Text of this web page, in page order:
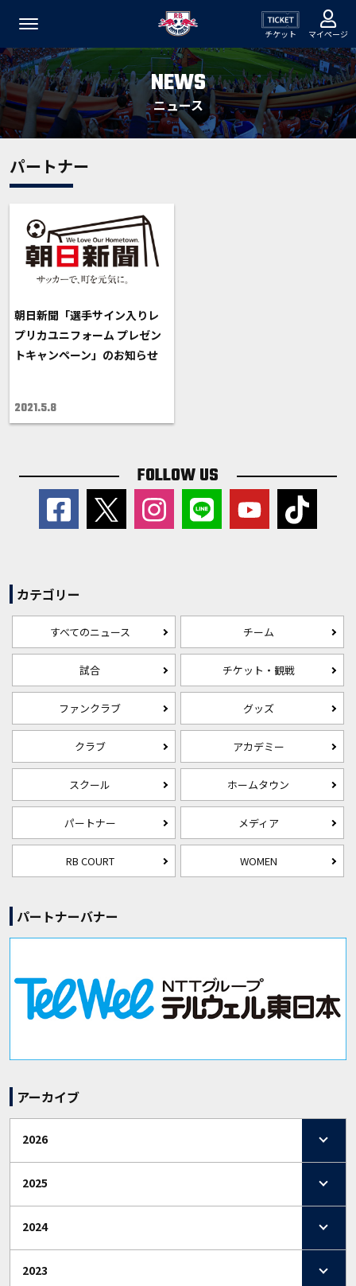
チケット マイページ
NEWS
ニュース
パートナー
朝日新聞「選手サイン入りレ
プリカユニフォーム プレゼン
トキャンペーン」のお知らせ
2021.5.8
FOLLOW US
カテゴリー
すべてのニュース チーム
試合 チケット・観戦
ファンクラブ グッズ
クラブ アカデミー
スクール ホームタウン
パートナー メディア
RB COURT WOMEN
パートナーバナー
アーカイブ
2026
2025
2024
2023